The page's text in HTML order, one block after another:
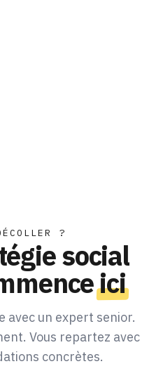
?
social
ici
avec un expert senior.
Vous repartez avec
concrètes.